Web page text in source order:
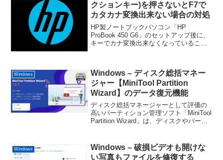
クションキー)を押さないとF7で
カタカナ変換出来ない場合の対処
HP製ノートブックパソコン「HP
ProBook 450 G6」のセットアップ後に、
キーでカナ変換出来なくなっていること
るのです（お...
Windows
Windows – ディスク総括マネー
ジャー【MiniTool Partition
Wizard】のデータ復元機能
ディスク総括マネージャーとして評価の
高いパーティション管理ソフト「MiniTool
Partition Wizard」は、ディスクやパーテ
複数のデバイスで画像やドキュメ...
Windows
Windows – 破損ビデオも開けな
い写真もファイルを修復する